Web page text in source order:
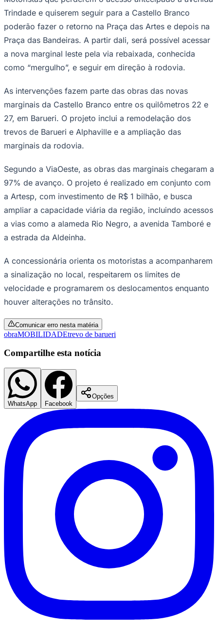
Corinthians
Palmeiras
São Paulo
Trindade e quiserem seguir para a Castello Branco
poderão fazer o retorno na Praça das Artes e depois na
Praça das Bandeiras. A partir dali, será possível acessar
a nova marginal leste pela via rebaixada, conhecida
como “mergulho”, e seguir em direção à rodovia.
As intervenções fazem parte das obras das novas
marginais da Castello Branco entre os quilômetros 22 e
27, em Barueri. O projeto inclui a remodelação dos
trevos de Barueri e Alphaville e a ampliação das
marginais da rodovia.
Segundo a ViaOeste, as obras das marginais chegaram a
97% de avanço. O projeto é realizado em conjunto com
a Artesp, com investimento de R$ 1 bilhão, e busca
ampliar a capacidade viária da região, incluindo acessos
a vias como a alameda Rio Negro, a avenida Tamboré e
a estrada da Aldeinha.
A concessionária orienta os motoristas a acompanharem
a sinalização no local, respeitarem os limites de
velocidade e programarem os deslocamentos enquanto
houver alterações no trânsito.
Comunicar erro nesta matéria
obraMOBILIDADEtrevo de barueri
Compartilhe esta notícia
WhatsApp Facebook
Opções